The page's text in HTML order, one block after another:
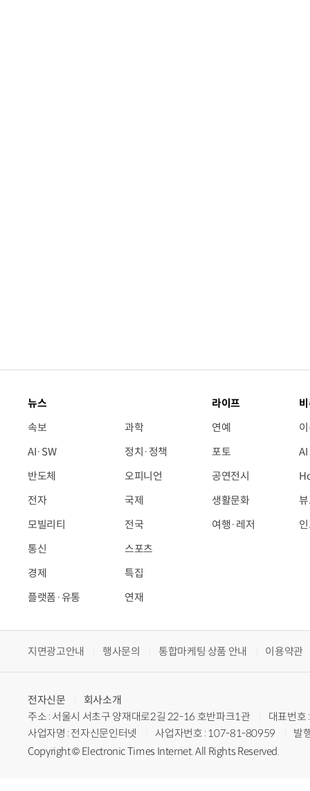
뉴스
속보
AI·SW
반도체
전자
모빌리티
통신
경제
플랫폼·유통
과학
정치·정책
오피니언
국제
전국
스포츠
특집
연재
라이프
연예
포토
공연전시
생활문화
여행·레저
지면광고안내 행사문의 통합마케팅 상품 안내 이용약관
전자신문
회사소개
주소 : 서울시 서초구 양재대로2길 22-16 호반파크1관
대표번
사업자명 : 전자신문인터넷
사업자번호 : 107-81-80959
발
Copyright © Electronic Times Internet. All Rights Reserved.